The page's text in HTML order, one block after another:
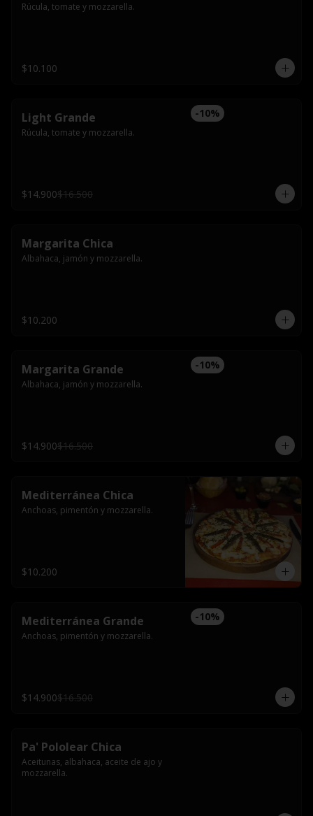
Rúcula, tomate y mozzarella.
$10.100
-10%
Light Grande
Rúcula, tomate y mozzarella.
$14.900$16.500
Margarita Chica
Albahaca, jamón y mozzarella.
$10.200
-10%
Margarita Grande
Albahaca, jamón y mozzarella.
$14.900$16.500
Mediterránea Chica
Anchoas, pimentón y mozzarella.
$10.200
-10%
Mediterránea Grande
Anchoas, pimentón y mozzarella.
$14.900$16.500
Pa' Pololear Chica
Aceitunas, albahaca, aceite de ajo y
mozzarella.